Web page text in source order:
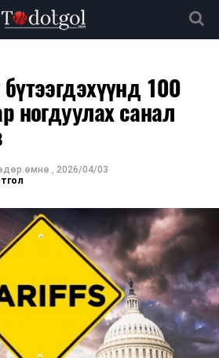
100
ногдуулах санал
, 2026/04/03